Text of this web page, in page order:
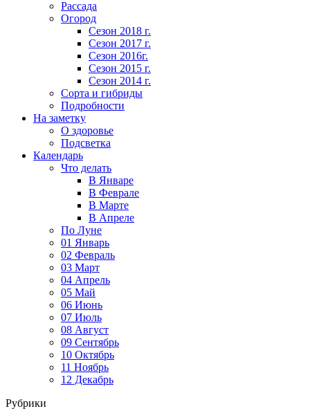
Рассада
Огород
Сезон 2018 г.
Сезон 2017 г.
Сезон 2016г.
Сезон 2015 г.
Сезон 2014 г.
Сорта и гибриды
Подробности
На заметку
О здоровье
Подсветка
Календарь
Что делать
В Январе
В Феврале
В Марте
В Апреле
По Луне
01 Январь
02 Февраль
03 Март
04 Апрель
05 Май
06 Июнь
07 Июль
08 Август
09 Сентябрь
10 Октябрь
11 Ноябрь
12 Декабрь
Рубрики